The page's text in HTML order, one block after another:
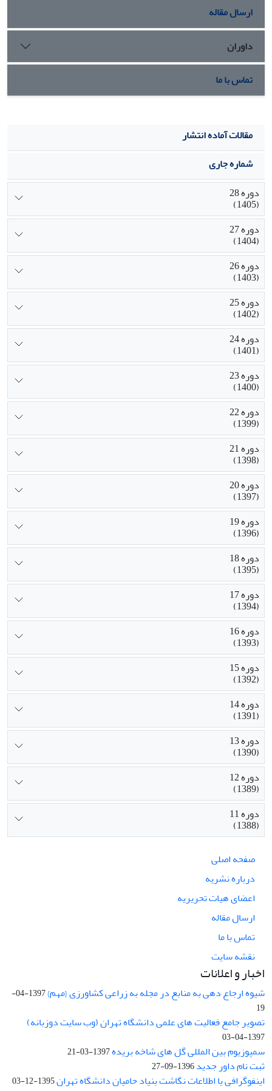
برداشت تیر است.
ارسال مقاله
داوران
تماس با ما
مقالات آماده انتشار
شماره جاری
دوره 28
(1405)
دوره 27
(1404)
دوره 26
(1403)
دوره 25
(1402)
دوره 24
(1401)
دوره 23
(1400)
دوره 22
(1399)
دوره 21
(1398)
دوره 20
(1397)
دوره 19
(1396)
دوره 18
(1395)
دوره 17
(1394)
دوره 16
(1393)
دوره 15
(1392)
دوره 14
(1391)
دوره 13
(1390)
دوره 12
(1389)
دوره 11
(1388)
صفحه اصلی
درباره نشریه
اعضای هیات تحریریه
ارسال مقاله
تماس با ما
نقشه سایت
اخبار و اعلانات
شیوه ارجاع دهی به منابع در مجله به زراعی کشاورزی {مهم}
1397-04-
19
تصویر جامع فعالیت های علمی دانشگاه تهران (وب سایت دوزبانه)
1397-04-03
سمپوزیوم بین المللی گل های شاخه بریده1397-03-21
ثبت نام داور جدید1396-09-27
اینفوگرافی یا اطلاعات نگاشت بنیاد حامیان دانشگاه تهران1395-12-03